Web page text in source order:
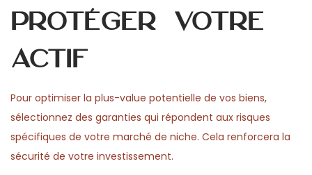
protéger votre
actif
Pour optimiser la plus-value potentielle de vos biens,
sélectionnez des garanties qui répondent aux risques
spécifiques de votre marché de niche. Cela renforcera la
sécurité de votre investissement.